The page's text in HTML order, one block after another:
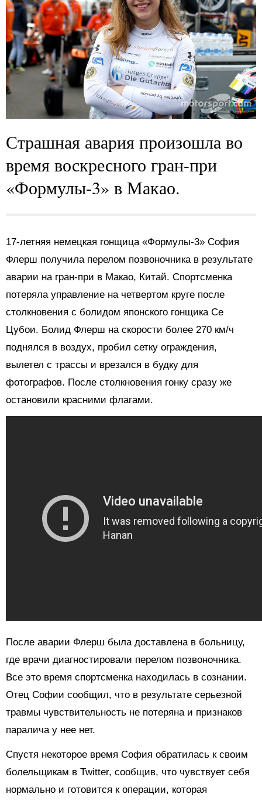
Страшная авария произошла во
время воскресного гран-при
«Формулы-3» в Макао.
17-летняя немецкая гонщица «Формулы-3» София
Флерш получила перелом позвоночника в результате
аварии на гран-при в Макао, Китай. Спортсменка
потеряла управление на четвертом круге после
столкновения с болидом японского гонщика Се
Цубои. Болид Флерш на скорости более 270 км/ч
поднялся в воздух, пробил сетку ограждения,
вылетел с трассы и врезался в будку для
фотографов. После столкновения гонку сразу же
остановили красними флагами.
После аварии Флерш была доставлена в больницу,
где врачи диагностировали перелом позвоночника.
Все это время спортсменка находилась в сознании.
Отец Софии сообщил, что в результате серьезной
травмы чувствительность не потеряна и признаков
паралича у нее нет.
Спустя некоторое время София обратилась к своим
болельщикам в Twitter, сообщив, что чувствует себя
нормально и готовится к операции, которая